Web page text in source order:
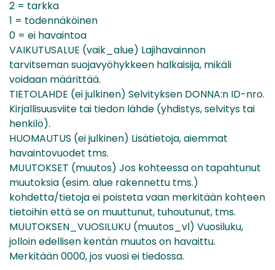
2 = tarkka
1 = todennäköinen
0 = ei havaintoa
VAIKUTUSALUE (vaik_alue) Lajihavainnon
tarvitseman suojavyöhykkeen halkaisija, mikäli
voidaan määrittää.
TIETOLAHDE (ei julkinen) Selvityksen DONNA:n ID-nro.
Kirjallisuusviite tai tiedon lähde (yhdistys, selvitys tai
henkilö).
HUOMAUTUS (ei julkinen) Lisätietoja, aiemmat
havaintovuodet tms.
MUUTOKSET (muutos) Jos kohteessa on tapahtunut
muutoksia (esim. alue rakennettu tms.)
kohdetta/tietoja ei poisteta vaan merkitään kohteen
tietoihin että se on muuttunut, tuhoutunut, tms.
MUUTOKSEN_VUOSILUKU (muutos_vl) Vuosiluku,
jolloin edellisen kentän muutos on havaittu.
Merkitään 0000, jos vuosi ei tiedossa.